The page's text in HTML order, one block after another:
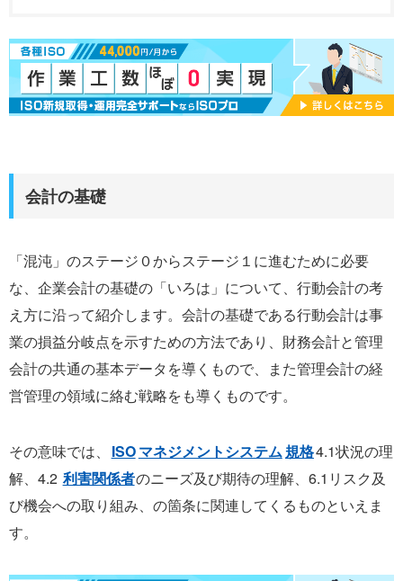
会計の基礎
「混沌」のステージ０からステージ１に進むために必要
な、企業会計の基礎の「いろは」について、行動会計の考
え方に沿って紹介します。会計の基礎である行動会計は事
業の損益分岐点を示すための方法であり、財務会計と管理
会計の共通の基本データを導くもので、また管理会計の経
営管理の領域に絡む戦略をも導くものです。
その意味では、 ISOマネジメントシステム規格4.1状況の理
解、4.2 利害関係者のニーズ及び期待の理解、6.1リスク及
び機会への取り組み、の箇条に関連してくるものといえま
す。